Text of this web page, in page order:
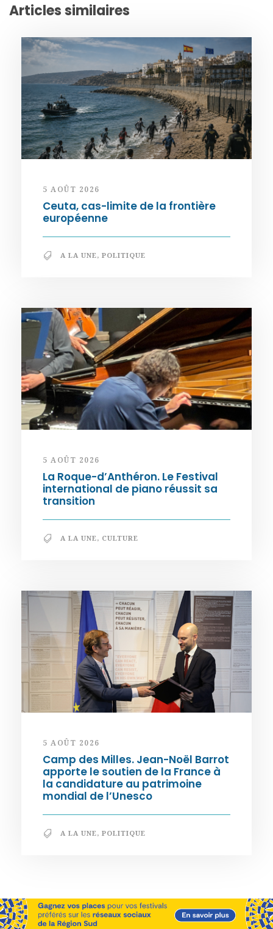
Articles similaires
5 AOÛT 2026
Ceuta, cas-limite de la frontière
européenne
A LA UNE, POLITIQUE
5 AOÛT 2026
La Roque-d’Anthéron. Le Festival
international de piano réussit sa
transition
A LA UNE, CULTURE
5 AOÛT 2026
Camp des Milles. Jean-Noël Barrot
apporte le soutien de la France à
la candidature au patrimoine
mondial de l’Unesco
A LA UNE, POLITIQUE